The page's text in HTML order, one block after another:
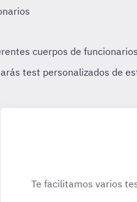
Te facilitamos varios